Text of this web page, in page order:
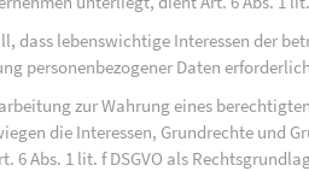
dass lebenswichtige Interessen der
personenbezogener Daten
zur Wahrung eines
die Interessen, Grundrechte und
6 Abs. 1 lit. f DSGVO als